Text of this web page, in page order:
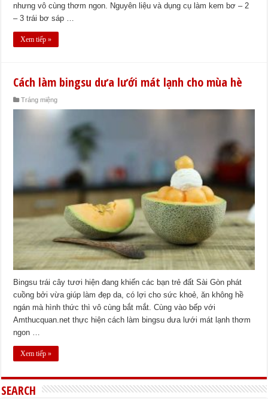
nhưng vô cùng thơm ngon. Nguyên liệu và dụng cụ làm kem bơ – 2
– 3 trái bơ sáp …
Xem tiếp »
Cách làm bingsu dưa lưới mát lạnh cho mùa hè
Tráng miệng
Bingsu trái cây tươi hiện đang khiến các bạn trẻ đất Sài Gòn phát
cuồng bởi vừa giúp làm đẹp da, có lợi cho sức khoẻ, ăn không hề
ngán mà hình thức thì vô cùng bắt mắt. Cùng vào bếp với
Amthucquan.net thực hiện cách làm bingsu dưa lưới mát lạnh thơm
ngon …
Xem tiếp »
SEARCH